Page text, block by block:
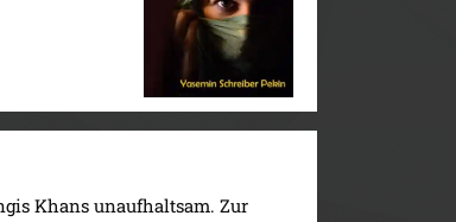
Khans unaufhaltsam. Zur